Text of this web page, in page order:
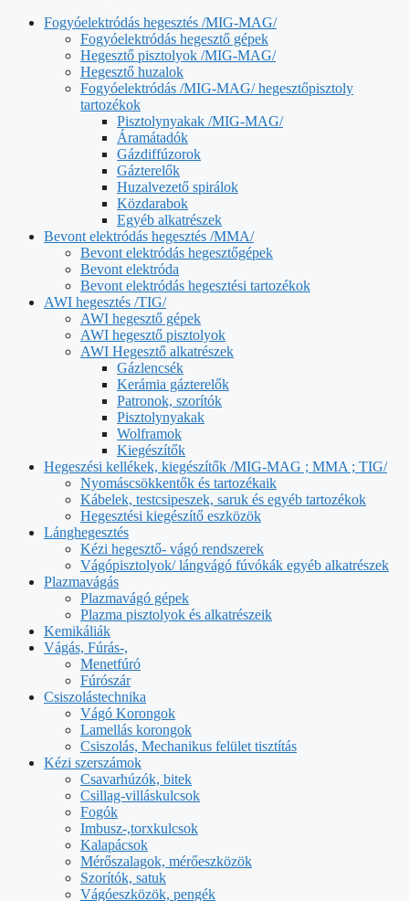
Fogyóelektródás hegesztés /MIG-MAG/
Fogyóelektródás hegesztő gépek
Hegesztő pisztolyok /MIG-MAG/
Hegesztő huzalok
Fogyóelektródás /MIG-MAG/ hegesztőpisztoly
tartozékok
Pisztolynyakak /MIG-MAG/
Áramátadók
Gázdiffúzorok
Gázterelők
Huzalvezető spirálok
Közdarabok
Egyéb alkatrészek
Bevont elektródás hegesztés /MMA/
Bevont elektródás hegesztőgépek
Bevont elektróda
Bevont elektródás hegesztési tartozékok
AWI hegesztés /TIG/
AWI hegesztő gépek
AWI hegesztő pisztolyok
AWI Hegesztő alkatrészek
Gázlencsék
Kerámia gázterelők
Patronok, szorítók
Pisztolynyakak
Wolframok
Kiegészítők
Hegeszési kellékek, kiegészítők /MIG-MAG ; MMA ; TIG/
Nyomáscsökkentők és tartozékaik
Kábelek, testcsipeszek, saruk és egyéb tartozékok
Hegesztési kiegészítő eszközök
Lánghegesztés
Kézi hegesztő- vágó rendszerek
Vágópisztolyok/ lángvágó fúvókák egyéb alkatrészek
Plazmavágás
Plazmavágó gépek
Plazma pisztolyok és alkatrészeik
Kemikáliák
Vágás, Fúrás-,
Menetfúró
Fúrószár
Csiszolástechnika
Vágó Korongok
Lamellás korongok
Csiszolás, Mechanikus felület tisztítás
Kézi szerszámok
Csavarhúzók, bitek
Csillag-villáskulcsok
Fogók
Imbusz-,torxkulcsok
Kalapácsok
Mérőszalagok, mérőeszközök
Szorítók, satuk
Vágóeszközök, pengék